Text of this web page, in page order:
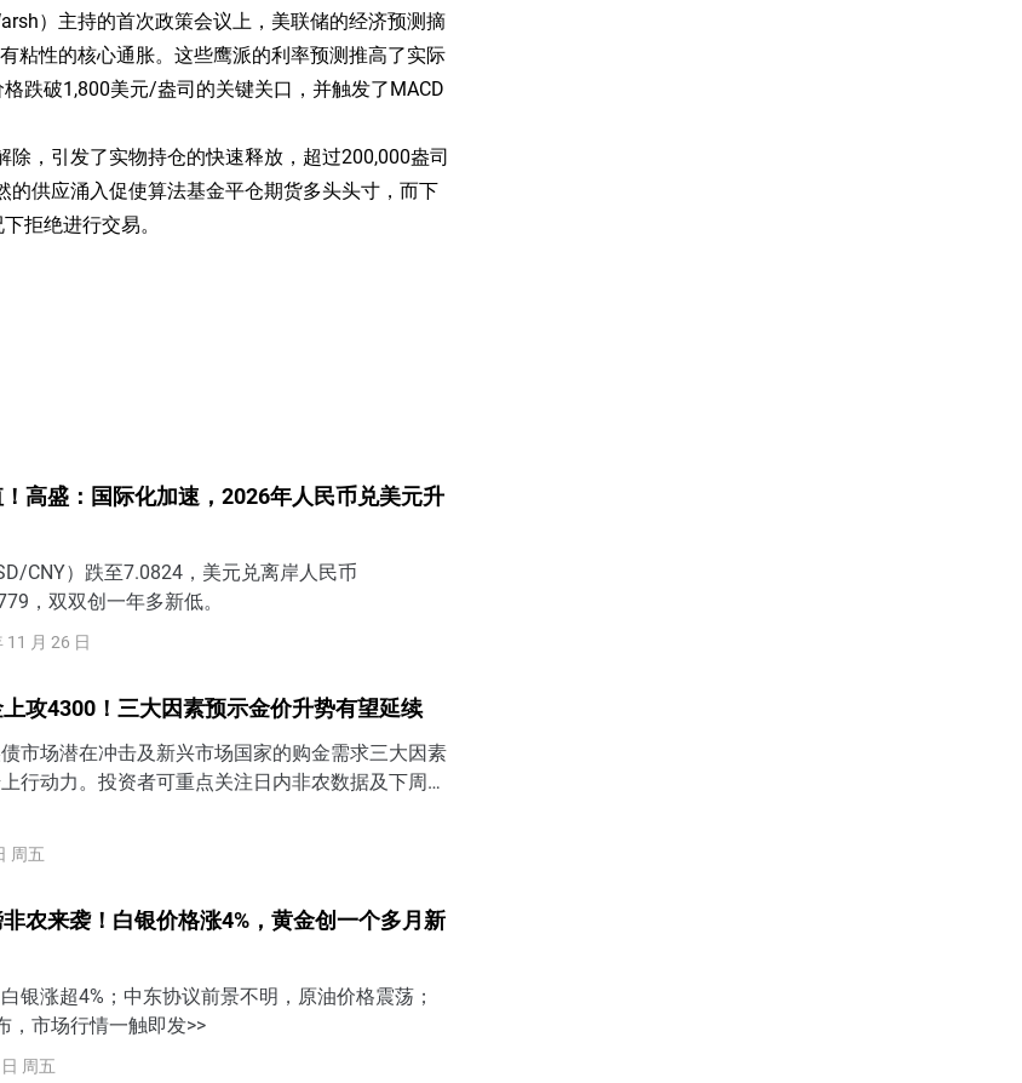
）主持的首次政策会议上，美联储的经济预测摘
粘性的核心通胀。这些鹰派的利率预测推高了实际
跌破1,800美元/盎司的关键关口，并触发了MACD
除，引发了实物持仓的快速释放，超过200,000盎司
供应涌入促使算法基金平仓期货多头头寸，而下
拒绝进行交易。
高盛：国际化加速，2026年人民币兑美元升
CNY）跌至7.0824，美元兑离岸人民币
，双双创一年多新低。
11 月 26 日
攻4300！三大因素预示金价升势有望延续
市场潜在冲击及新兴市场国家的购金需求三大因素
行动力。投资者可重点关注日内非农数据及下周的
周五
非农来袭！白银价格涨4%，黄金创一个多月新
银涨超4%；中东协议前景不明，原油价格震荡；
，市场行情一触即发>>
周五